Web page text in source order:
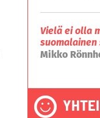
Vielä ei olla
suomalainen
Mikko